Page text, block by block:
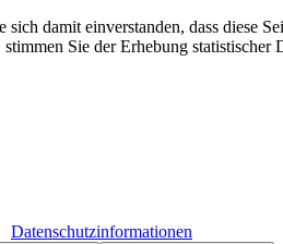
damit einverstanden, dass diese
Sie der Erhebung
Datenschutzinformationen